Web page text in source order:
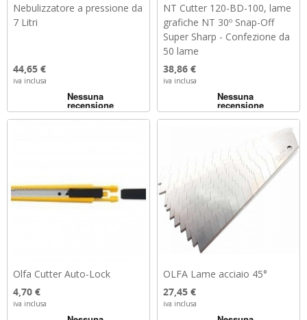
Nebulizzatore a pressione da
7 Litri
Prezzo
44,65 €
iva inclusa
NT Cutter 120-BD-100, lame
grafiche NT 30º Snap-Off
Super Sharp - Confezione da
50 lame
Prezzo
38,86 €
iva inclusa
Olfa Cutter Auto-Lock
Prezzo
4,70 €
iva inclusa
OLFA Lame acciaio 45°
Prezzo
27,45 €
iva inclusa